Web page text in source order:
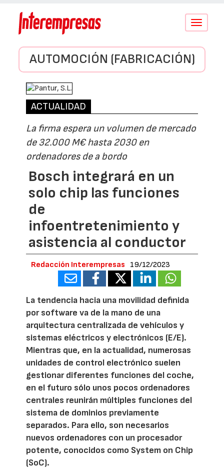
Conmutar
AUTOMOCIÓN (FABRICACIÓN)
ACTUALIDAD
La firma espera un volumen de mercado
de 32.000 M€ hasta 2030 en
ordenadores de a bordo
Bosch integrará en un
solo chip las funciones
de
infoentretenimiento y
asistencia al conductor
Redacción Interempresas 19/12/2023
La tendencia hacia una movilidad definida
por software va de la mano de una
arquitectura centralizada de vehículos y
sistemas eléctricos y electrónicos (E/E).
Mientras que, en la actualidad, numerosas
unidades de control electrónico suelen
gestionar diferentes funciones del coche,
en el futuro sólo unos pocos ordenadores
centrales reunirán múltiples funciones del
sistema de dominios previamente
separados. Para ello, son necesarios
nuevos ordenadores con un procesador
potente, conocidos como System on Chip
(SoC).